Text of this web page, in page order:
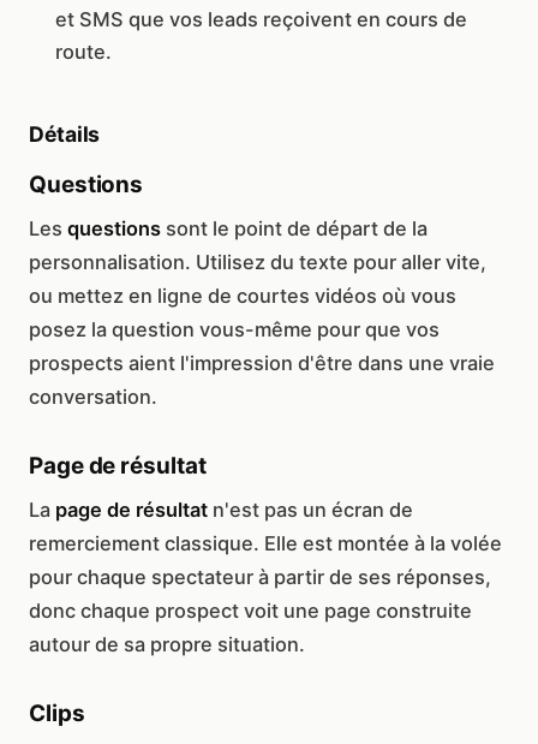
et SMS que vos leads reçoivent en cours de
route.
Détails
Questions
Les questions sont le point de départ de la
personnalisation. Utilisez du texte pour aller vite,
ou mettez en ligne de courtes vidéos où vous
posez la question vous-même pour que vos
prospects aient l'impression d'être dans une vraie
conversation.
Page de résultat
La page de résultat n'est pas un écran de
remerciement classique. Elle est montée à la volée
pour chaque spectateur à partir de ses réponses,
donc chaque prospect voit une page construite
autour de sa propre situation.
Clips